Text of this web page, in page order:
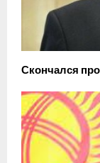
Скончался